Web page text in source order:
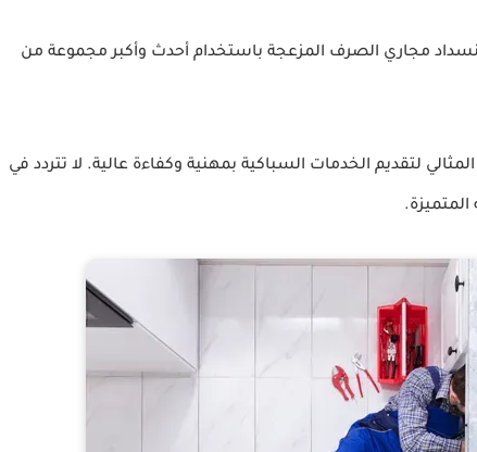
مجاري الصرف المزعجة باستخدام أحدث وأكبر مجموعة من
لتقديم الخدمات السباكية بمهنية وكفاءة عالية. لا تتردد في